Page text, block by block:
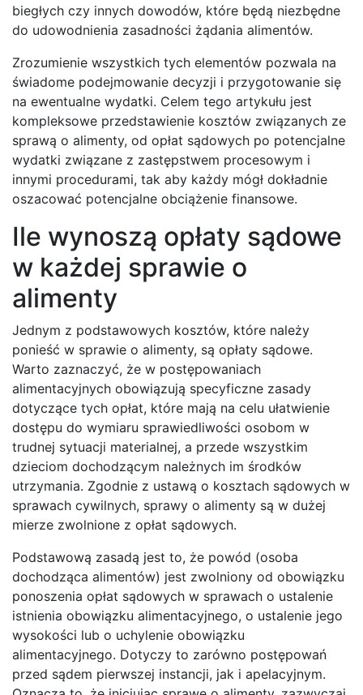
biegłych czy innych dowodów, które będą niezbędne
do udowodnienia zasadności żądania alimentów.
Zrozumienie wszystkich tych elementów pozwala na
świadome podejmowanie decyzji i przygotowanie się
na ewentualne wydatki. Celem tego artykułu jest
kompleksowe przedstawienie kosztów związanych ze
sprawą o alimenty, od opłat sądowych po potencjalne
wydatki związane z zastępstwem procesowym i
innymi procedurami, tak aby każdy mógł dokładnie
oszacować potencjalne obciążenie finansowe.
Ile wynoszą opłaty sądowe
w każdej sprawie o
alimenty
Jednym z podstawowych kosztów, które należy
ponieść w sprawie o alimenty, są opłaty sądowe.
Warto zaznaczyć, że w postępowaniach
alimentacyjnych obowiązują specyficzne zasady
dotyczące tych opłat, które mają na celu ułatwienie
dostępu do wymiaru sprawiedliwości osobom w
trudnej sytuacji materialnej, a przede wszystkim
dzieciom dochodzącym należnych im środków
utrzymania. Zgodnie z ustawą o kosztach sądowych w
sprawach cywilnych, sprawy o alimenty są w dużej
mierze zwolnione z opłat sądowych.
Podstawową zasadą jest to, że powód (osoba
dochodząca alimentów) jest zwolniony od obowiązku
ponoszenia opłat sądowych w sprawach o ustalenie
istnienia obowiązku alimentacyjnego, o ustalenie jego
wysokości lub o uchylenie obowiązku
alimentacyjnego. Dotyczy to zarówno postępowań
przed sądem pierwszej instancji, jak i apelacyjnym.